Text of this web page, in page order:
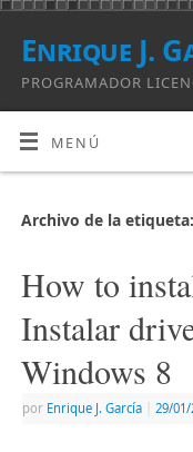
Enrique J.
PROGRAMADOR
MENÚ
Archivo de la etiqueta:
How to
Instalar
Windows 8
por Enrique J. Garcí­a 29/01/